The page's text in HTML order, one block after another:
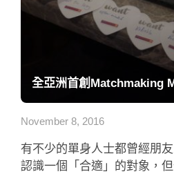
全亞洲首創Matchmaking
November 8, 2016
有不少的單身人士都曾經朋
認識一個「合適」的對象，